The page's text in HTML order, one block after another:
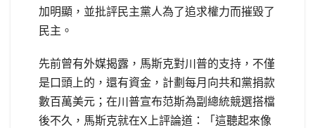
加明顯，並批評民主黨人為了追求權力而摧毀了
民主。
先前曾有外媒揭露，馬斯克對川普的支持，不僅
是口頭上的，還有資金，計劃每月向共和黨捐款
數百萬美元；在川普宣布范斯為副總統競選搭檔
後不久，馬斯克就在X上評論道：「這聽起來像